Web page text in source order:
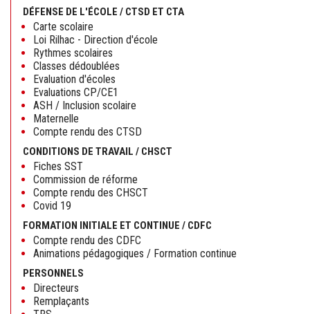
DÉFENSE DE L'ÉCOLE / CTSD ET CTA
Carte scolaire
Loi Rilhac - Direction d'école
Rythmes scolaires
Classes dédoublées
Evaluation d'écoles
Evaluations CP/CE1
ASH / Inclusion scolaire
Maternelle
Compte rendu des CTSD
CONDITIONS DE TRAVAIL / CHSCT
Fiches SST
Commission de réforme
Compte rendu des CHSCT
Covid 19
FORMATION INITIALE ET CONTINUE / CDFC
Compte rendu des CDFC
Animations pédagogiques / Formation continue
PERSONNELS
Directeurs
Remplaçants